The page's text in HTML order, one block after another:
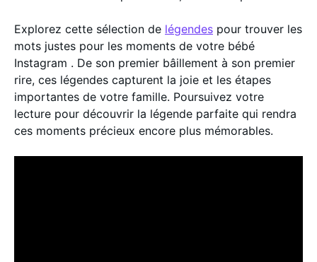
Explorez cette sélection de légendes pour trouver les
mots justes pour les moments de votre bébé
Instagram . De son premier bâillement à son premier
rire, ces légendes capturent la joie et les étapes
importantes de votre famille. Poursuivez votre
lecture pour découvrir la légende parfaite qui rendra
ces moments précieux encore plus mémorables.